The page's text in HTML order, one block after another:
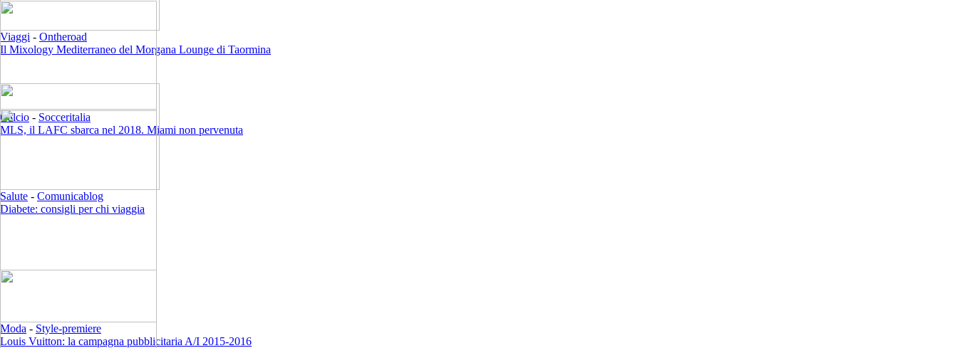
Viaggi - Ontheroad
Il Mixology Mediterraneo del Morgana Lounge di Taormina
Calcio - Socceritalia
MLS, il LAFC sbarca nel 2018. Miami non pervenuta
Salute - Comunicablog
Diabete: consigli per chi viaggia
Moda - Style-premiere
Louis Vuitton: la campagna pubblicitaria A/I 2015-2016